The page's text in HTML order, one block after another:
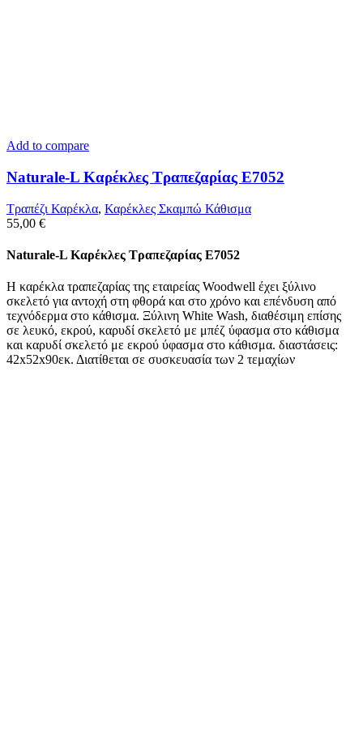
Add to compare
Naturale-L Καρέκλες Τραπεζαρίας E7052
Τραπέζι Καρέκλα, Καρέκλες Σκαμπώ Κάθισμα
55,00 €
Naturale-L Καρέκλες Τραπεζαρίας E7052
Η καρέκλα τραπεζαρίας της εταιρείας Woodwell έχει ξύλινο
σκελετό για αντοχή στη φθορά και στο χρόνο και επένδυση από
τεχνόδερμα στο κάθισμα. Ξύλινη White Wash, διαθέσιμη επίσης
σε λευκό, εκρού, καρυδί σκελετό με μπέζ ύφασμα στο κάθισμα
και καρυδί σκελετό με εκρού ύφασμα στο κάθισμα. διαστάσεις:
42x52x90εκ. Διατίθεται σε συσκευασία των 2 τεμαχίων